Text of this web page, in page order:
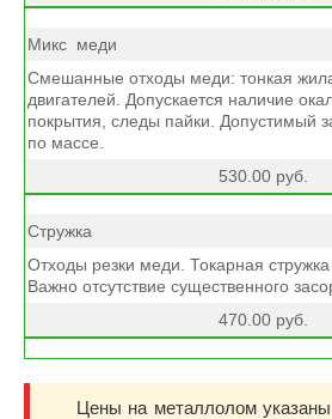
Микс меди
Смешанные отходы меди: тонкая
двигателей. Допускается наличие
покрытия, следы пайки. Допустимый
по массе.
530.00 руб.
Стружка
Отходы резки меди. Токарная стружка
Важно отсутствие существенного
470.00 руб.
Цены на металлолом